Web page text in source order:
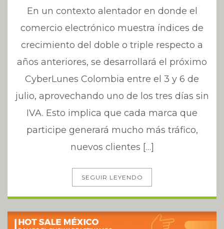
En un contexto alentador en donde el
comercio electrónico muestra índices de
crecimiento del doble o triple respecto a
años anteriores, se desarrollará el próximo
CyberLunes Colombia entre el 3 y 6 de
julio, aprovechando uno de los tres días sin
IVA. Esto implica que cada marca que
participe generará mucho más tráfico,
nuevos clientes […]
SEGUIR LEYENDO